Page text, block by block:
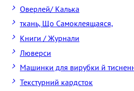
Оверлей/ Калька
ткань, Що Самоклеящаяся,
Книги / Журнали
Люверси
Машинки для вирубки й
Текстурний кардсток